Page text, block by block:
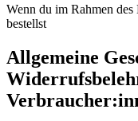
Wenn du im Rahmen
bestellst
Allgemeine